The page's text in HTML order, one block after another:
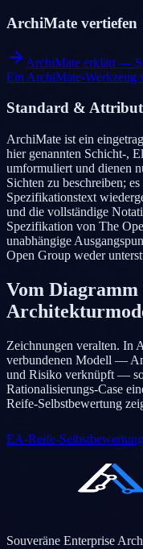
ArchiMate vertiefen
ArchiMate erklärt —
Ein ArchiMate-Werkzeug
Standard &
ArchiMate ist ein
hier genannten Schicht-,
umformuliert und dienen
Sichten zu beschreiben;
Spezifikationstext
und die vollständige
Spezifikation von The
unabhängige
Open Group weder
Vom Diagramm
Zeichnungen veralten. In
verbundenen Modell —
und Risiko verknüpft —
Rationalisierungs-Case
Reife-Selbstbewertung
EA-Reife-
Souveräne Enterprise